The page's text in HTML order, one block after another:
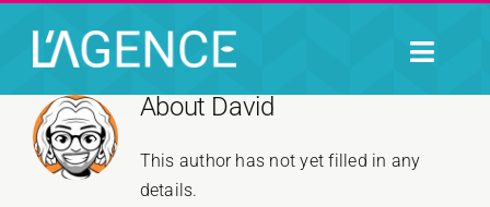
contenu
Toggle
ACCUEIL
PORTFOLIO
About David
This author has not yet filled in any
details.